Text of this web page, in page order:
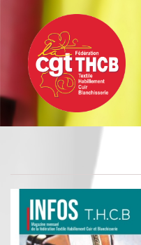
contenu
principal